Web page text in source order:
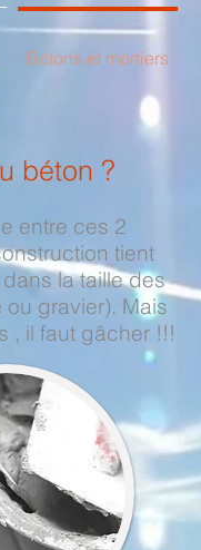
Bétons et mortiers
béton ?
entre ces 2
tient
la taille des
gravier). Mais
, il faut gâcher !!!